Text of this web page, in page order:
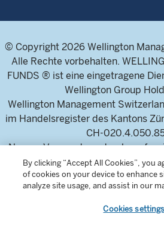
© Copyright 2026 Wellington
Alle Rechte vorbehalten.
FUNDS ® ist eine eingetragene
Wellington Group
Wellington Management
im Handelsregister des Kantons
CH-
Nur zur Verwendung durch
Finanzintermediäre. Dieser
Privatanleger
In der Schweiz sind die
By clicking “Accept All Cookies”, you
of cookies on your device to enhance
analyze site usage, and assist in our
Cookies settings